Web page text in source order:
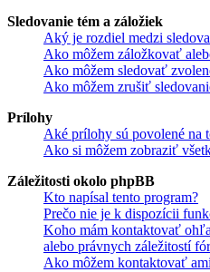
Sledovanie tém a záložiek
Aký je rozdiel medzi
Ako môžem záložkovať
Ako môžem sledovať
Ako môžem zrušiť
Prílohy
Aké prílohy sú povolené na
Ako si môžem zobraziť
Záležitosti okolo phpBB
Kto napísal tento program?
Prečo nie je k dispozícii
Koho mám kontaktovať
alebo právnych záležitostí
Ako môžem kontaktovať